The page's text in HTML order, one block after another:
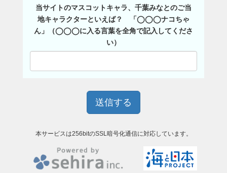
当サイトのマスコットキャラ、千葉みなとのご当
地キャラクターといえば？ 「◯◯◯ナコちゃ
ん」（◯◯◯に入る言葉を全角で記入してくださ
い）
本サービスは256bitのSSL暗号化通信に対応しています。